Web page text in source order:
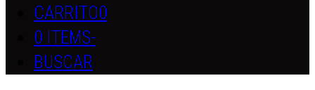
CARRITO0
0 ITEMS-
BUSCAR